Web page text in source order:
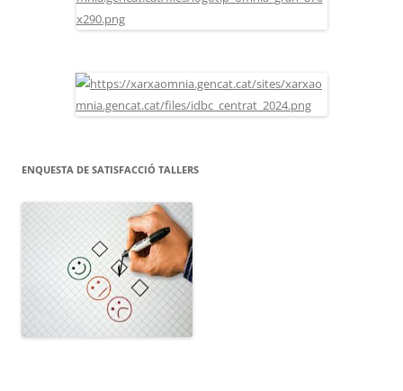
ENQUESTA DE SATISFACCIÓ TALLERS